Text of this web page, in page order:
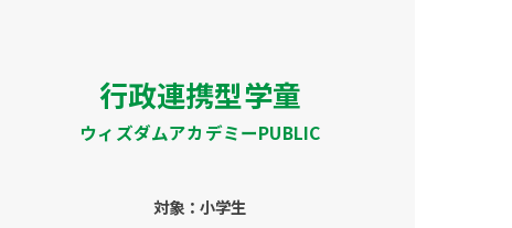
行政連携型学童
ウィズダムアカデミーPUBLIC
対象：小学生